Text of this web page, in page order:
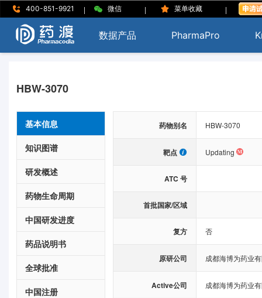
400-851-9921 | 微信 | 菜单收藏 |
数据产品 PharmaPro
HBW-3070
基本信息
知识图谱
研发概述
药物生命周期
中国研发进度
药品说明书
全球批准
中国注册
药物别名 HBW-3070
靶点 Updating
ATC 号
首批国家/区域
复方 否
原研公司 成都海博为药业
Active公司 成都海博为药业